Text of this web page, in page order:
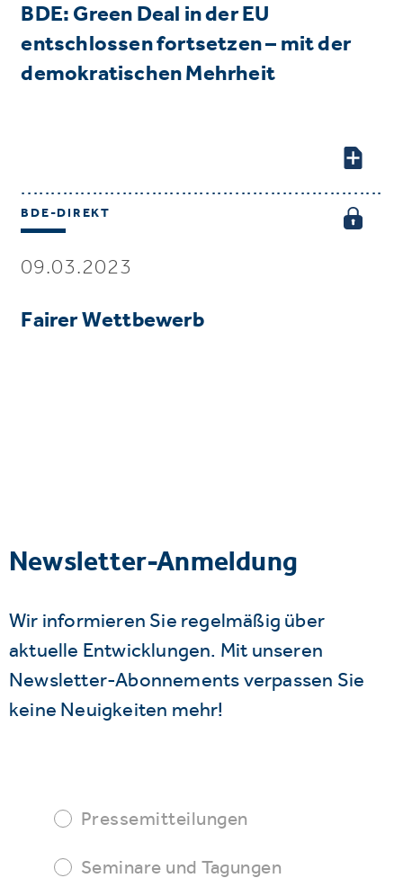
BDE: Green Deal in der EU
entschlossen fortsetzen – mit der
demokratischen Mehrheit
BDE-DIREKT
09.03.2023
Fairer Wettbewerb
Newsletter-Anmeldung
Wir informieren Sie regelmäßig über
aktuelle Entwicklungen. Mit unseren
Newsletter-Abonnements verpassen Sie
keine Neuigkeiten mehr!
Pressemitteilungen
Seminare und Tagungen